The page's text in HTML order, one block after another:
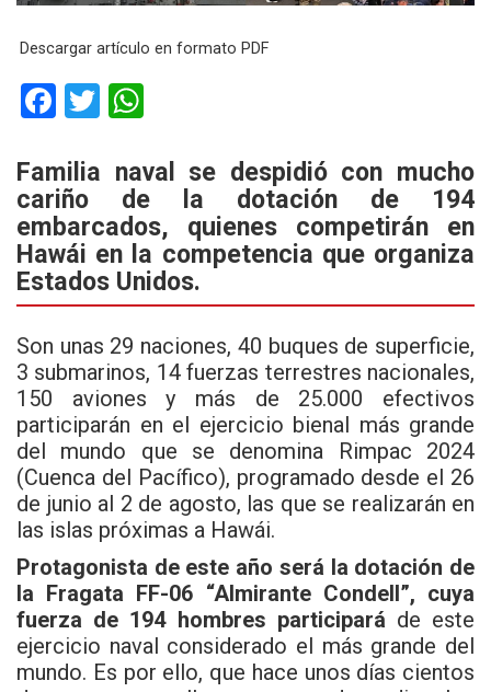
Descargar artículo en formato PDF
F
ce
b
o
o
k
T
tt
er
at
s
A
p
p
Familia naval se despidió con mucho
cariño de la dotación de 194
embarcados, quienes competirán en
Hawái en la competencia que organiza
Estados Unidos.
Son unas 29 naciones, 40 buques de superficie,
3 submarinos, 14 fuerzas terrestres nacionales,
150 aviones y más de 25.000 efectivos
participarán en el ejercicio bienal más grande
del mundo que se denomina Rimpac 2024
(Cuenca del Pacífico), programado desde el 26
de junio al 2 de agosto, las que se realizarán en
las islas próximas a Hawái.
Protagonista de este año será la dotación de
la Fragata FF-06 “Almirante Condell”, cuya
fuerza de 194 hombres participará de este
ejercicio naval considerado el más grande del
mundo. Es por ello, que hace unos días cientos